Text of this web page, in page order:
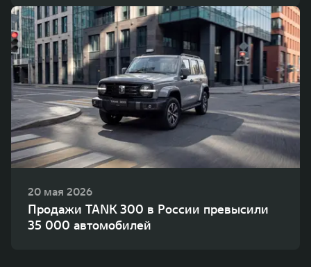
20 мая 2026
Продажи TANK 300 в России превысили
35 000 автомобилей